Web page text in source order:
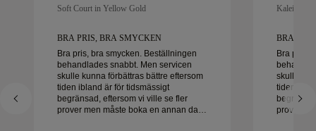
Soft Court in Yellow Gold
BRA PRIS, BRA SMYCKEN
Bra pris, bra smycken. Beställningen
behandlades snabbt. Men servicen
skulle kunna förbättras bättre eftersom
tiden ibland är för tidsmässigt
begränsad, eftersom vi ville se fler
prover men måste boka en annan dag.
Kaleida
BRA
Bra pris,
skulle
tiden
prover